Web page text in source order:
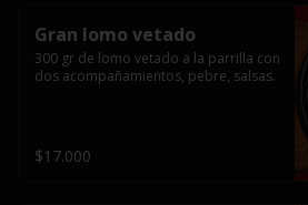
Gran lomo vetado
300 gr de lomo vetado a la parrilla con
dos acompañamientos, pebre, salsas.
$17.000